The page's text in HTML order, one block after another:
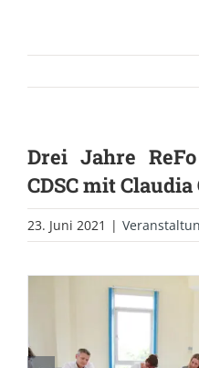
Drei Jahre
CDSC mit
23. Juni 2021 |